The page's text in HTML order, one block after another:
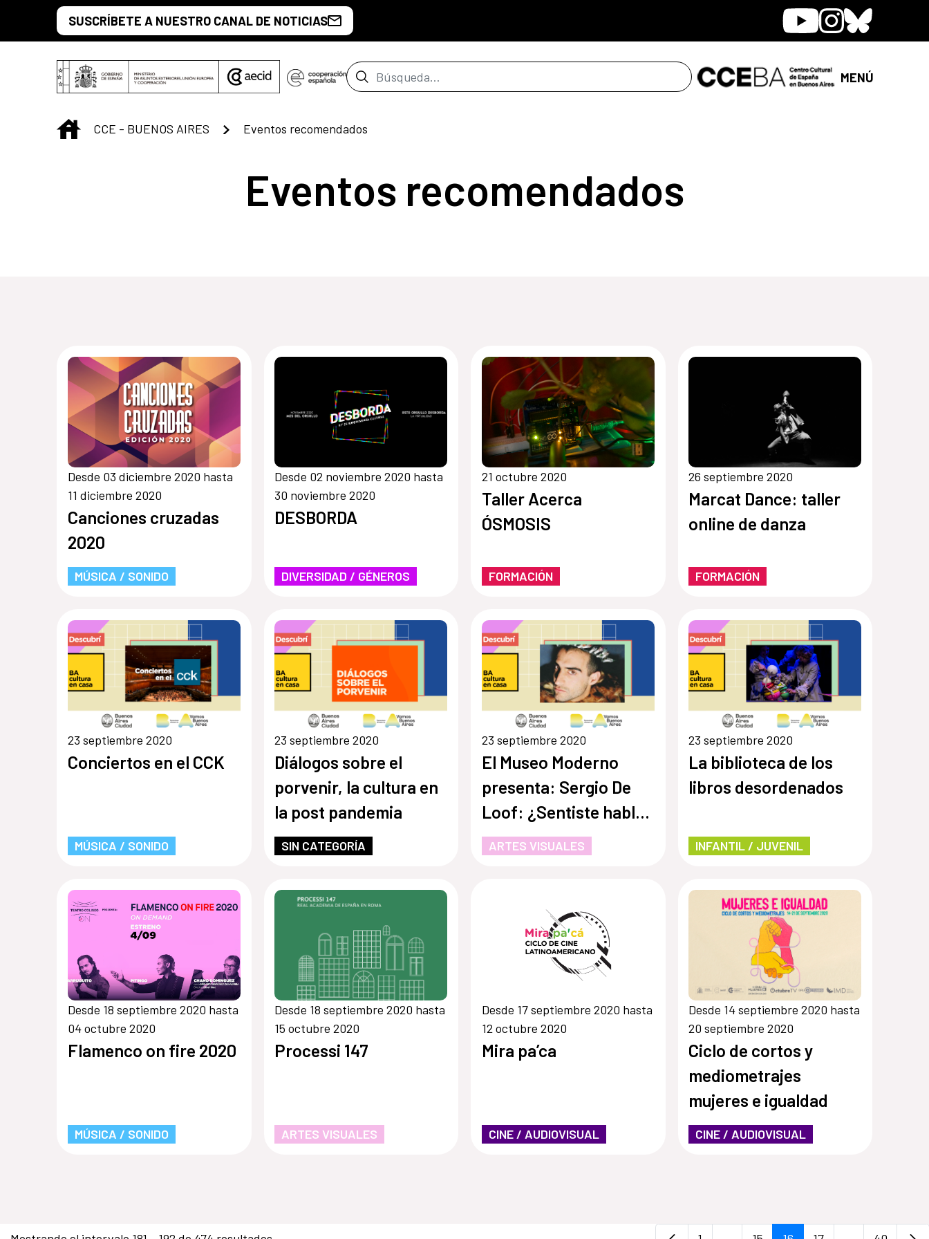
Saltar al contenido principal
SUSCRÍBETE A NUESTRO CANAL DE NOTICIAS YoutubeInstagram
Bluesky
Barra de búsqueda MENÚ
INICIO
CCE - BUENOS AIRES Eventos recomendados
Eventos recomendados
Desde 03 diciembre 2020 hasta
11 diciembre 2020
Canciones cruzadas
2020
MÚSICA / SONIDO
Desde 02 noviembre 2020 hasta
30 noviembre 2020
DESBORDA
DIVERSIDAD / GÉNEROS
21 octubre 2020
Taller Acerca
ÓSMOSIS
FORMACIÓN
26 septiembre 2020
Marcat Dance: taller
online de danza
FORMACIÓN
23 septiembre 2020
Conciertos en el CCK
MÚSICA / SONIDO
23 septiembre 2020
Diálogos sobre el
porvenir, la cultura en
la post pandemia
SIN CATEGORÍA
23 septiembre 2020
El Museo Moderno
presenta: Sergio De
Loof: ¿Sentiste hablar
de mí?
ARTES VISUALES
23 septiembre 2020
La biblioteca de los
libros desordenados
INFANTIL / JUVENIL
Desde 18 septiembre 2020 hasta
04 octubre 2020
Flamenco on fire 2020
MÚSICA / SONIDO
Desde 18 septiembre 2020 hasta
15 octubre 2020
Processi 147
ARTES VISUALES
Desde 17 septiembre 2020 hasta
12 octubre 2020
Mira pa’ca
CINE / AUDIOVISUAL
Desde 14 septiembre 2020 hasta
20 septiembre 2020
Ciclo de cortos y
mediometrajes
mujeres e igualdad
CINE / AUDIOVISUAL